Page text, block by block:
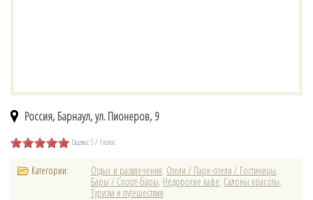
Россия, Барнаул, ул. Пионеров, 9
Оценка: 5 / 1 голос
Категории: Отдых и развлечения, Отели / Парк-отели / Гостиницы,
Бары / Спорт-бары, Недорогие кафе, Салоны красоты,
Туризм и путешествия